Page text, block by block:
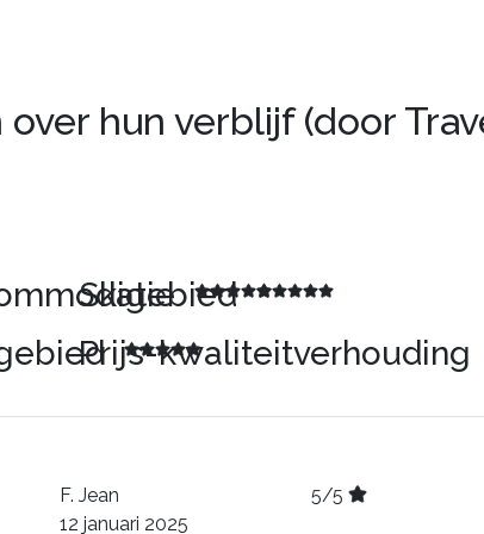
hun verblijf (door
Skigebied
Prijs-kwaliteitverhouding
F. Jean
5/5
12 januari 2025